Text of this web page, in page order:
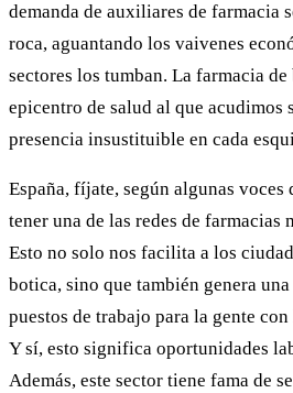
demanda de auxiliares de farmacia
roca, aguantando los vaivenes
sectores los tumban. La farmacia
epicentro de salud al que acudimos
presencia insustituible en cada
España, fíjate, según algunas voces
tener una de las redes de farmacias
Esto no solo nos facilita a los
botica, sino que también genera
puestos de trabajo para la gente
Y sí, esto significa oportunidades
Además, este sector tiene fama de